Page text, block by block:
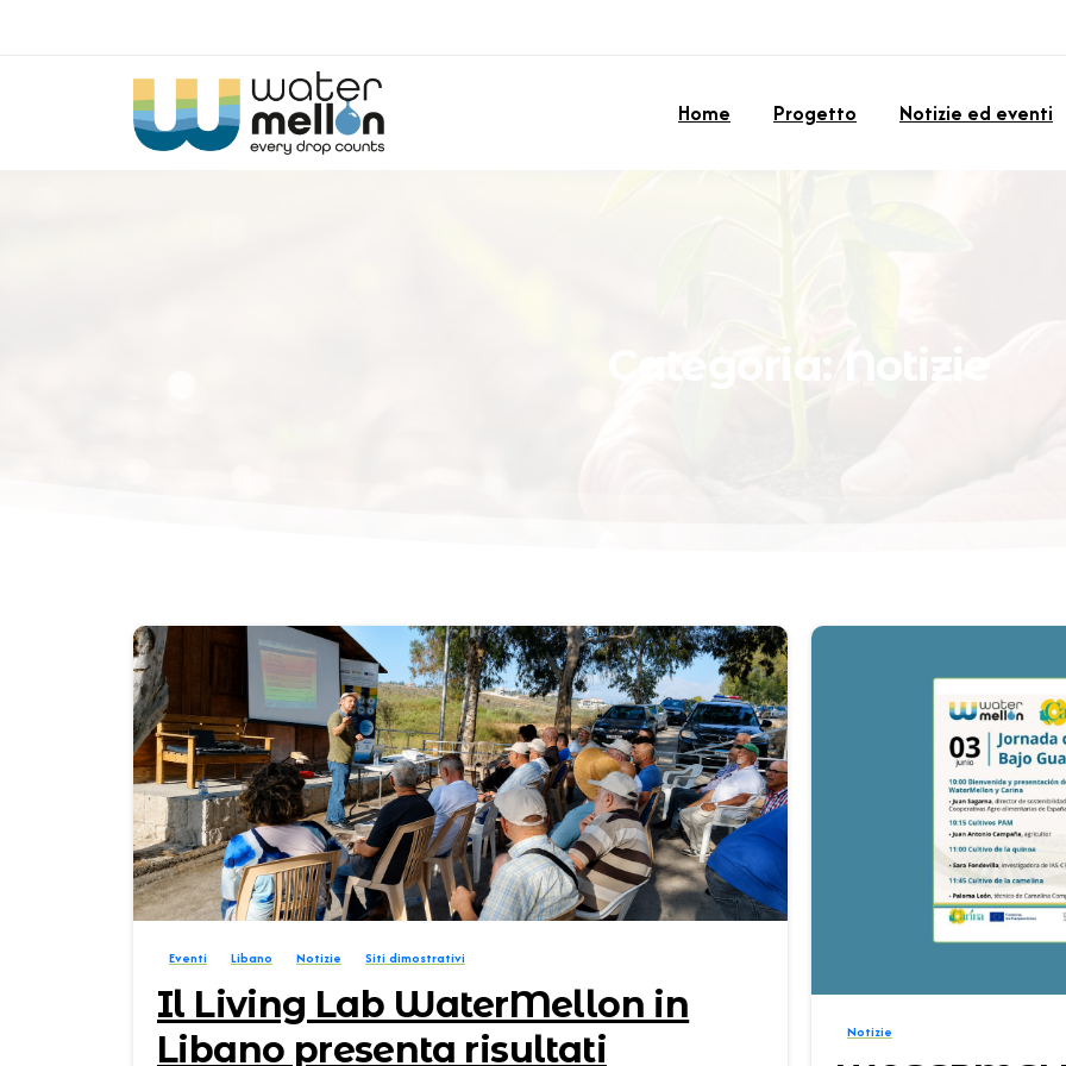
Home Progetto Notizie ed eventi
Categoria: Notizie
0
Eventi Libano Notizie Siti dimostrativi
Il Living Lab WaterMellon in
Libano presenta risultati
Notizie